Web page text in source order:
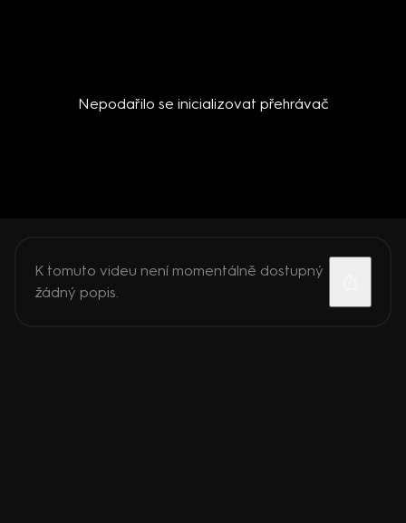
Nepodařilo se inicializovat přehrávač
K tomuto videu není momentálně dostupný
žádný popis.